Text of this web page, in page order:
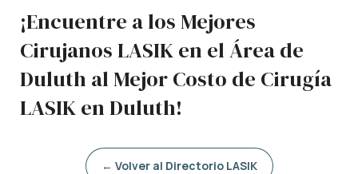
¡Encuentre a los Mejores
Cirujanos LASIK en el Área de
Duluth al Mejor Costo de Cirugía
LASIK en Duluth!
← Volver al Directorio LASIK